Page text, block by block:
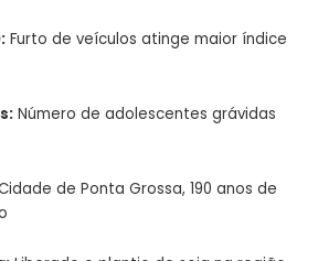
: Furto de veículos atinge maior índice
: Número de adolescentes grávidas
de Ponta Grossa, 190 anos de